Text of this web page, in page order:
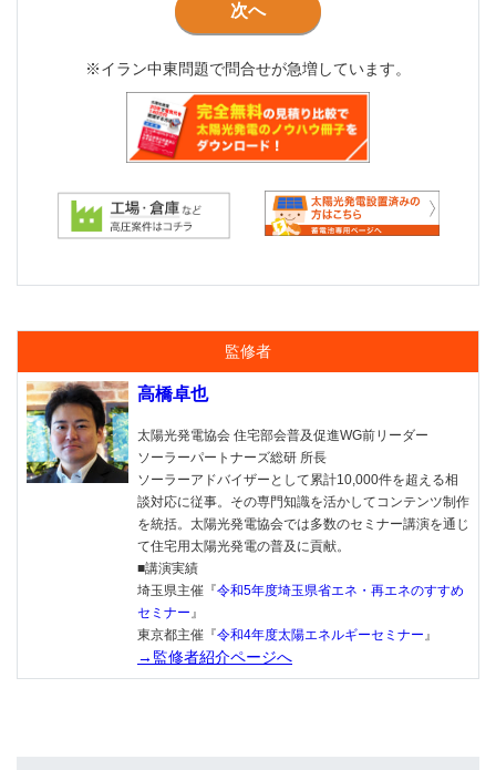
次へ
※イラン中東問題で問合せが急増しています。
監修者
高橋卓也
太陽光発電協会 住宅部会普及促進WG前リーダー
ソーラーパートナーズ総研 所長
ソーラーアドバイザーとして累計10,000件を超える相
談対応に従事。その専門知識を活かしてコンテンツ制作
を統括。太陽光発電協会では多数のセミナー講演を通じ
て住宅用太陽光発電の普及に貢献。
■講演実績
埼玉県主催『令和5年度埼玉県省エネ・再エネのすすめ
セミナー』
東京都主催『令和4年度太陽エネルギーセミナー』
→監修者紹介ページへ